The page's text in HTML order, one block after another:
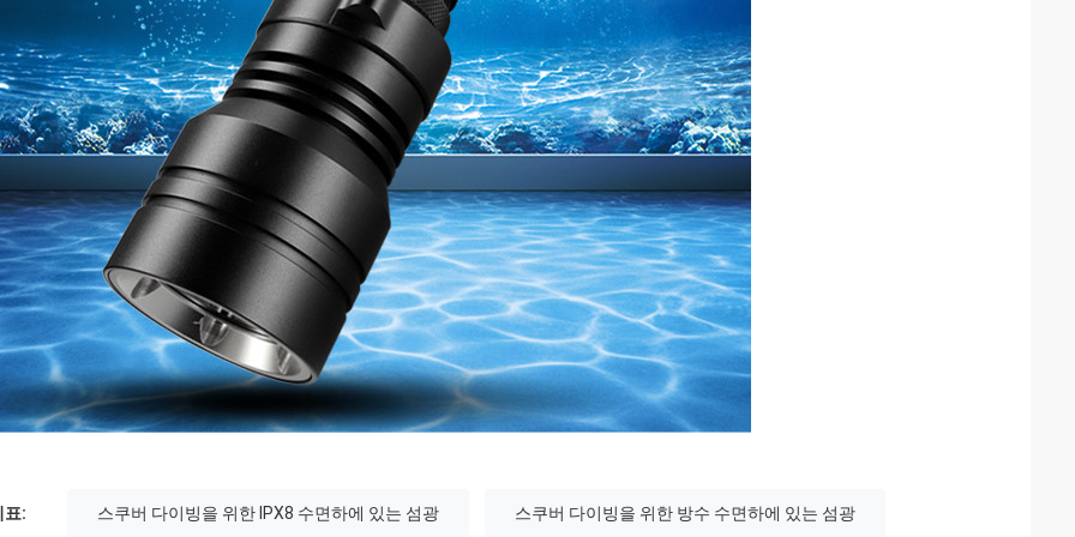
표: 스쿠버 다이빙을 위한 IPX8 수면하에 있는 섬광 스쿠버 다이빙을 위한 방수 수면하에 있는 섬광